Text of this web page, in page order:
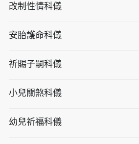
改制性情科儀
安胎護命科儀
祈賜子嗣科儀
小兒關煞科儀
幼兒祈福科儀